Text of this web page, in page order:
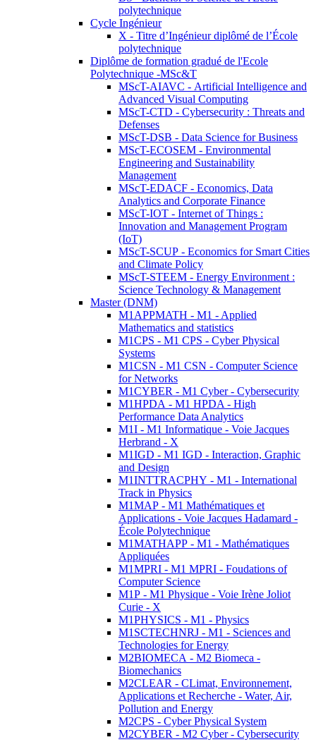
polytechnique
Cycle Ingénieur
X - Titre d’Ingénieur diplômé de l’École
polytechnique
Diplôme de formation gradué de l'Ecole
Polytechnique -MSc&T
MScT-AIAVC - Artificial Intelligence and
Advanced Visual Computing
MScT-CTD - Cybersecurity : Threats and
Defenses
MScT-DSB - Data Science for Business
MScT-ECOSEM - Environmental
Engineering and Sustainability
Management
MScT-EDACF - Economics, Data
Analytics and Corporate Finance
MScT-IOT - Internet of Things :
Innovation and Management Program
(IoT)
MScT-SCUP - Economics for Smart Cities
and Climate Policy
MScT-STEEM - Energy Environment :
Science Technology & Management
Master (DNM)
M1APPMATH - M1 - Applied
Mathematics and statistics
M1CPS - M1 CPS - Cyber Physical
Systems
M1CSN - M1 CSN - Computer Science
for Networks
M1CYBER - M1 Cyber - Cybersecurity
M1HPDA - M1 HPDA - High
Performance Data Analytics
M1I - M1 Informatique - Voie Jacques
Herbrand - X
M1IGD - M1 IGD - Interaction, Graphic
and Design
M1INTTRACPHY - M1 - International
Track in Physics
M1MAP - M1 Mathématiques et
Applications - Voie Jacques Hadamard -
École Polytechnique
M1MATHAPP - M1 - Mathématiques
Appliquées
M1MPRI - M1 MPRI - Foudations of
Computer Science
M1P - M1 Physique - Voie Irène Joliot
Curie - X
M1PHYSICS - M1 - Physics
M1SCTECHNRJ - M1 - Sciences and
Technologies for Energy
M2BIOMECA - M2 Biomeca -
Biomechanics
M2CLEAR - CLimat, Environnement,
Applications et Recherche - Water, Air,
Pollution and Energy
M2CPS - Cyber Physical System
M2CYBER - M2 Cyber - Cybersecurity